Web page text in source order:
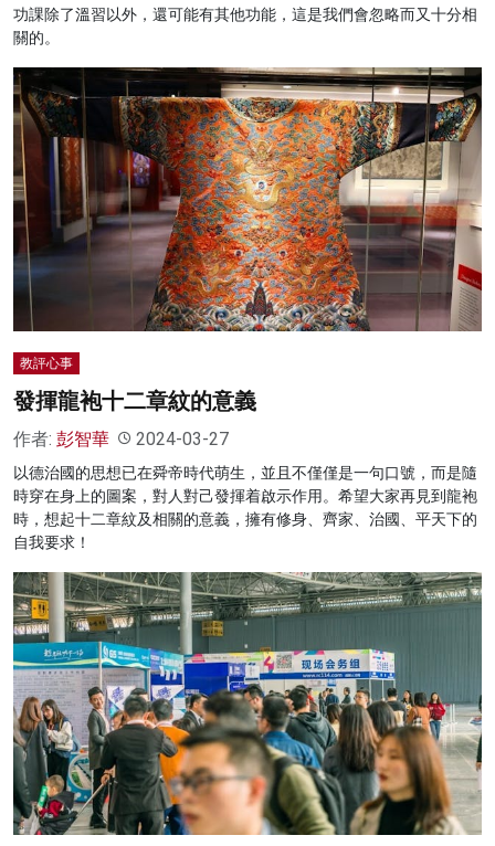
功課除了溫習以外，還可能有其他功能，這是我們會忽略而又十分相
關的。
教評心事
發揮龍袍十二章紋的意義
作者: 彭智華 2024-03-27
以德治國的思想已在舜帝時代萌生，並且不僅僅是一句口號，而是隨
時穿在身上的圖案，對人對己發揮着啟示作用。希望大家再見到龍袍
時，想起十二章紋及相關的意義，擁有修身、齊家、治國、平天下的
自我要求！